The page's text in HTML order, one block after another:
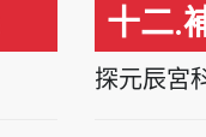
十二.
探元辰宮